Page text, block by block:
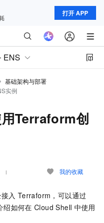
打开 APP
ENS
基础架构与部署
实例
Terraform创
我的收藏
入 Terraform，可以通过
绍如何在 Cloud Shell 中使用